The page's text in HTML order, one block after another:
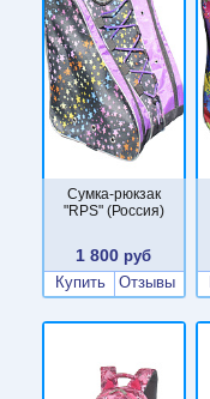
Сумка-рюкзак
"RPS" (Россия)
1 800 руб
Купить
Отзывы